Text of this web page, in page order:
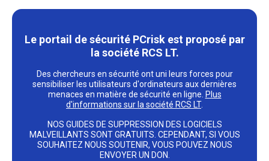
Le portail de sécurité PCrisk est proposé par
la société RCS LT.
Des chercheurs en sécurité ont uni leurs forces pour
sensibiliser les utilisateurs d'ordinateurs aux dernières
menaces en matière de sécurité en ligne. Plus
d'informations sur la société RCS LT.
NOS GUIDES DE SUPPRESSION DES LOGICIELS
MALVEILLANTS SONT GRATUITS. CEPENDANT, SI VOUS
SOUHAITEZ NOUS SOUTENIR, VOUS POUVEZ NOUS
ENVOYER UN DON.